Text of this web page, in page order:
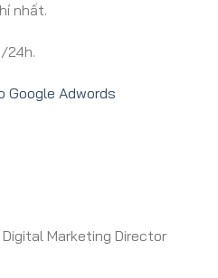
nhất.
24h.
Google Adwords
Marketing Director